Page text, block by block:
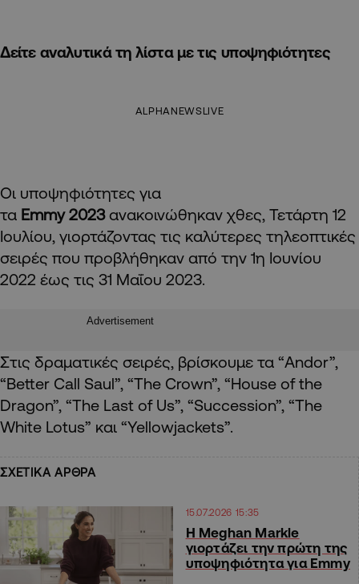
Δείτε αναλυτικά τη λίστα με τις υποψηφιότητες
ALPHANEWSLIVE
Οι υποψηφιότητες για
τα Emmy 2023ανακοινώθηκαν χθες, Τετάρτη 12
Ιουλίου, γιορτάζοντας τις καλύτερες τηλεοπτικές
σειρές που προβλήθηκαν από την 1η Ιουνίου
2022 έως τις 31 Μαΐου 2023.
Advertisement
Στις δραματικές σειρές, βρίσκουμε τα “Andor”,
“Better Call Saul”, “The Crown”, “House of the
Dragon”, “The Last of Us”, “Succession”, “The
White Lotus” και “Yellowjackets”.
ΣΧΕΤΙΚΑ ΑΡΘΡΑ
15.07.2026 15:35
Η Meghan Markle
γιορτάζει την πρώτη της
υποψηφιότητα για Emmy